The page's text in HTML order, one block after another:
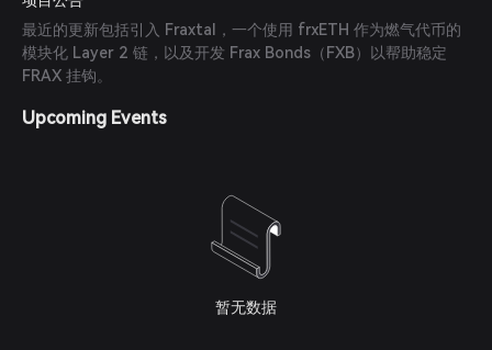
最近的更新包括引入 Fraxtal，一个使用 frxETH 作为燃气代币的
模块化 Layer 2 链，以及开发 Frax Bonds（FXB）以帮助稳定
FRAX 挂钩。
Upcoming Events
暂无数据